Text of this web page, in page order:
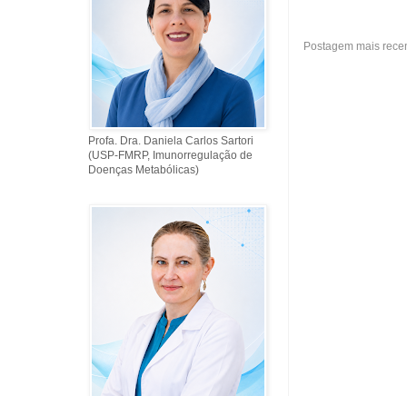
Postagem mais
Profa. Dra. Daniela Carlos Sartori
(USP-FMRP, Imunorregulação de
Doenças Metabólicas)